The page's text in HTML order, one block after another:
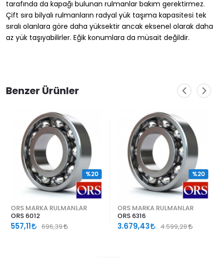
tarafında da kapağı bulunan rulmanlar bakım gerektirmez.
Çift sıra bilyalı rulmanların radyal yük taşıma kapasitesi tek
sıralı olanlara göre daha yüksektir ancak eksenel olarak daha
az yük taşıyabilirler. Eğik konumlara da müsait değildir.
Benzer Ürünler
ORS MARKA RULMANLAR
ORS 6012
557,11 696,39
%20
ORS MARKA RULMANLAR
ORS 6316
3.679,43 4.599,28
%20